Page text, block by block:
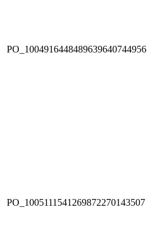
PO_1004916448489639640744956
PO_1005111541269872270143507